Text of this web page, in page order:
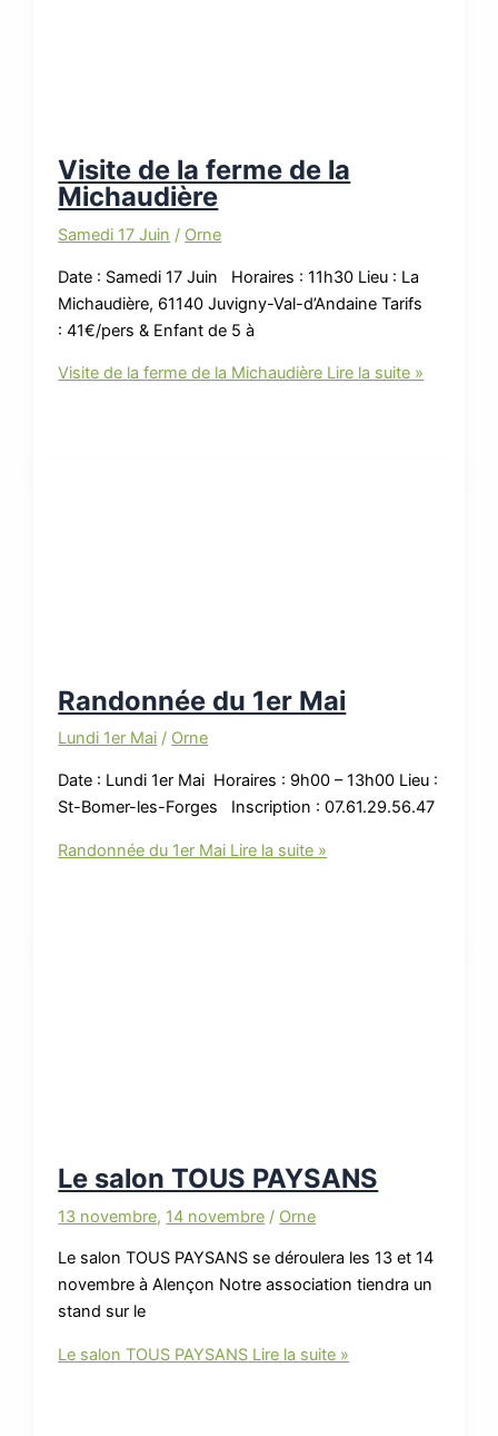
Visite de la ferme de la
Michaudière
Samedi 17 Juin / Orne
Date : Samedi 17 Juin Horaires : 11h30 Lieu : La
Michaudière, 61140 Juvigny-Val-d’Andaine Tarifs
: 41€/pers & Enfant de 5 à
Visite de la ferme de la Michaudière Lire la suite »
Randonnée du 1er Mai
Lundi 1er Mai / Orne
Date : Lundi 1er Mai Horaires : 9h00 – 13h00 Lieu :
St-Bomer-les-Forges Inscription : 07.61.29.56.47
Randonnée du 1er Mai Lire la suite »
Le salon TOUS PAYSANS
13 novembre, 14 novembre / Orne
Le salon TOUS PAYSANS se déroulera les 13 et 14
novembre à Alençon Notre association tiendra un
stand sur le
Le salon TOUS PAYSANS Lire la suite »